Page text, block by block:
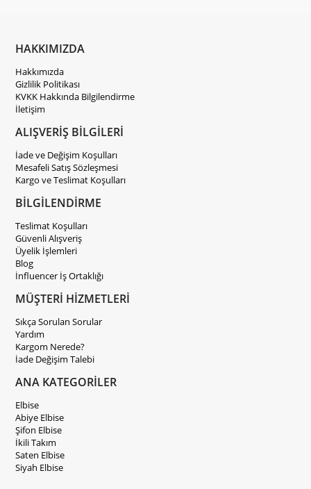
HAKKIMIZDA
Hakkımızda
Gizlilik Politikası
KVKK Hakkında Bilgilendirme
İletişim
ALIŞVERİŞ BİLGİLERİ
İade ve Değişim Koşulları
Mesafeli Satış Sözleşmesi
Kargo ve Teslimat Koşulları
BİLGİLENDİRME
Teslimat Koşulları
Güvenli Alışveriş
Üyelik İşlemleri
Blog
İnfluencer İş Ortaklığı
MÜŞTERİ HİZMETLERİ
Sıkça Sorulan Sorular
Yardım
Kargom Nerede?
İade Değişim Talebi
ANA KATEGORİLER
Elbise
Abiye Elbise
Şifon Elbise
İkili Takım
Saten Elbise
Siyah Elbise